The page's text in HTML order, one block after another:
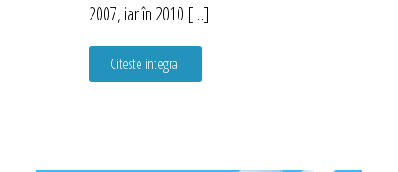
2007, iar în 2010 […]
Citeste integral